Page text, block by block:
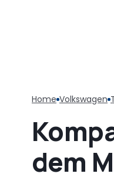
Home Volkswagen
dem